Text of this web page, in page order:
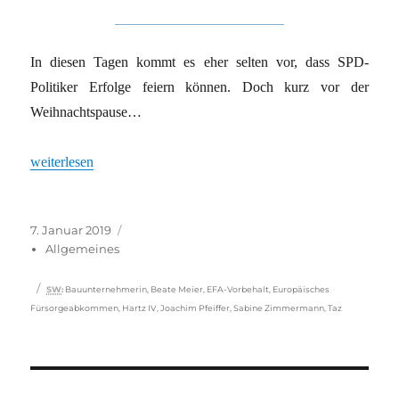
In diesen Tagen kommt es eher selten vor, dass SPD-
Politiker Erfolge feiern können. Doch kurz vor der
Weihnachtspause…
„Einwandern vom Fach“
weiterlesen
Veröffentlicht
am
7. Januar 2019
Allgemeines
Schlagwörter
SW: Bauunternehmerin Beate Meier EFA-Vorbehalt Europäisches
Fürsorgeabkommen Hartz IV ,Joachim Pfeiffer ,Sabine Zimmermann ,Taz